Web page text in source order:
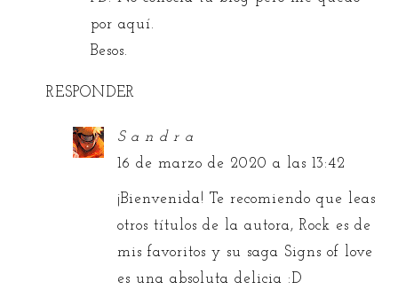
por aquí.
Besos.
RESPONDER
S a n d r a
16 de marzo de 2020 a las 13:42
¡Bienvenida! Te recomiendo que leas
otros títulos de la autora, Rock es de
mis favoritos y su saga Signs of love
es una absoluta delicia :D